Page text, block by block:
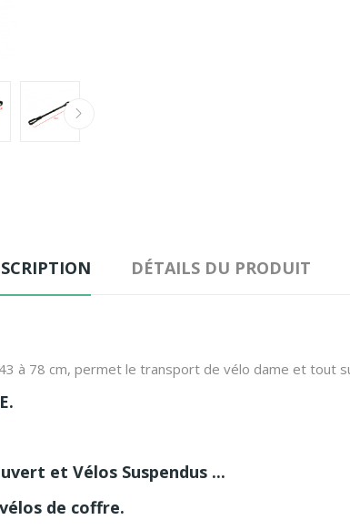
DÉTAILS DU PRODUIT
à 78 cm, permet le transport de vélo dame et tout
.
et Vélos Suspendus ...
de coffre.